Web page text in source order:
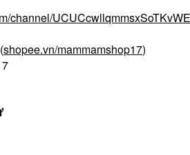
channel/
shopee.vn/mammamshop17)